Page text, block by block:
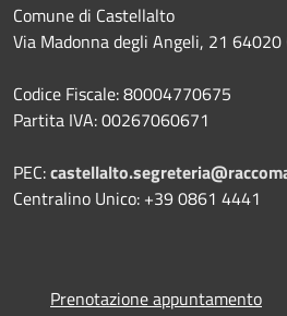
Comune di Castellalto
Via Madonna degli Angeli, 21 64020
Codice Fiscale: 80004770675
Partita IVA: 00267060671
PEC:
Centralino Unico: +39 0861 4441
Prenotazione appuntamento